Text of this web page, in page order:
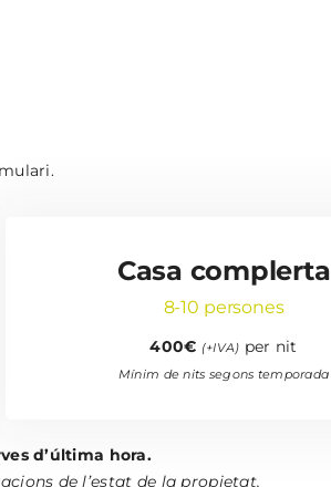
Casa complerta
8-10 persones
400€ (+IVA) per nit
Mínim de nits segons temporada
d’última hora.
de l’estat de la propietat.